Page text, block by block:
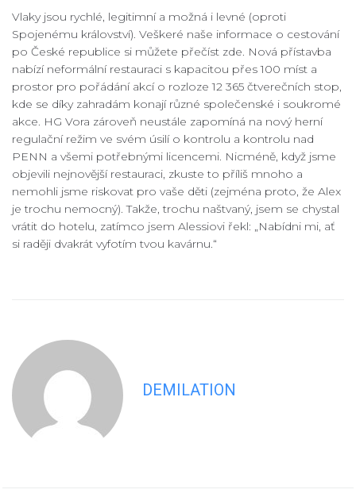
Vlaky jsou rychlé, legitimní a možná i levné (oproti
Spojenému království). Veškeré naše informace o cestování
po České republice si můžete přečíst zde. Nová přístavba
nabízí neformální restauraci s kapacitou přes 100 míst a
prostor pro pořádání akcí o rozloze 12 365 čtverečních stop,
kde se díky zahradám konají různé společenské i soukromé
akce. HG Vora zároveň neustále zapomíná na nový herní
regulační režim ve svém úsilí o kontrolu a kontrolu nad
PENN a všemi potřebnými licencemi. Nicméně, když jsme
objevili nejnovější restauraci, zkuste to příliš mnoho a
nemohli jsme riskovat pro vaše děti (zejména proto, že Alex
je trochu nemocný). Takže, trochu naštvaný, jsem se chystal
vrátit do hotelu, zatímco jsem Alessiovi řekl: „Nabídni mi, ať
si raději dvakrát vyfotím tvou kavárnu.“
DEMILATION